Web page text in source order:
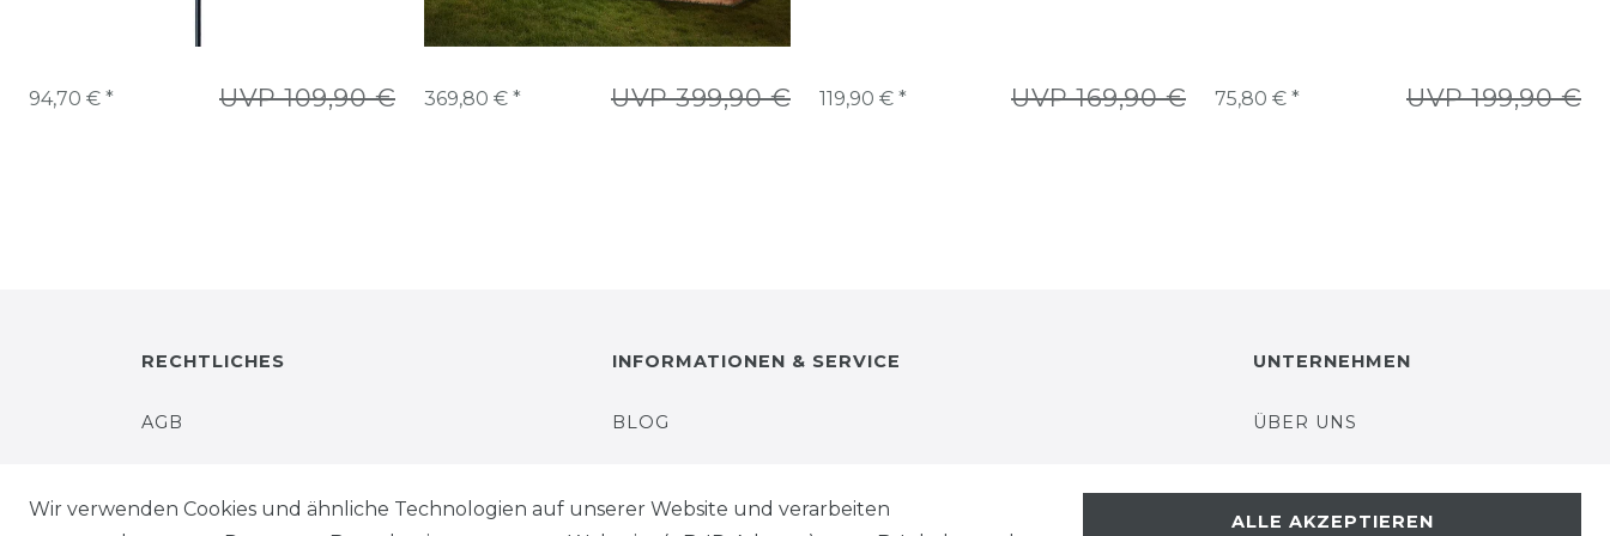
UVP 109,90 €
94,70 € * UVP 399,90 €
369,80 € * UVP 169,90 €
119,90 € * UVP 199,90 €
75,80 € *
RECHTLICHES
AGB
INFORMATIONEN & SERVICE
BLOG
UNTERNEHMEN
ÜBER UNS
Wir verwenden Cookies und ähnliche Technologien auf unserer Website und verarbeiten
ALLE AKZEPTIEREN